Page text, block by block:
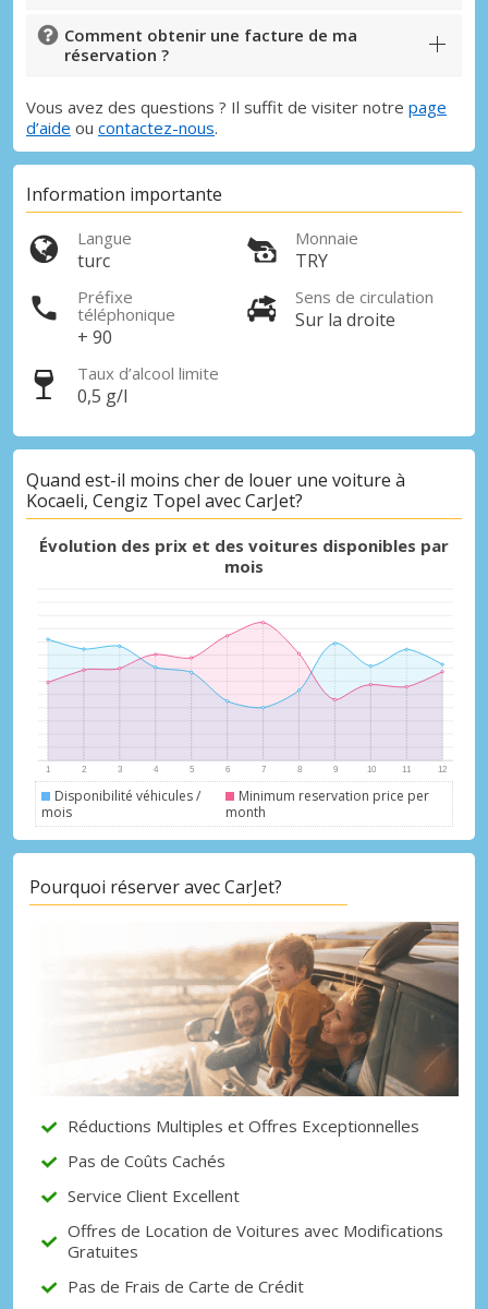
Comment obtenir une facture de ma
réservation ?
Vous avez des questions ? Il suffit de visiter notre page
d’aide ou contactez-nous.
Information importante
Langue
turc
Monnaie
TRY
Préfixe
téléphonique
+ 90
Sens de circulation
Sur la droite
Taux d’alcool limite
0,5 g/l
Quand est-il moins cher de louer une voiture à
Kocaeli, Cengiz Topel avec CarJet?
Évolution des prix et des voitures disponibles par
mois
Disponibilité véhicules /
mois
Minimum reservation price per
month
Pourquoi réserver avec CarJet?
Réductions Multiples et Offres Exceptionnelles
Pas de Coûts Cachés
Service Client Excellent
Offres de Location de Voitures avec Modifications
Gratuites
Pas de Frais de Carte de Crédit
Promotions spéciales
Se connecter avec eLink